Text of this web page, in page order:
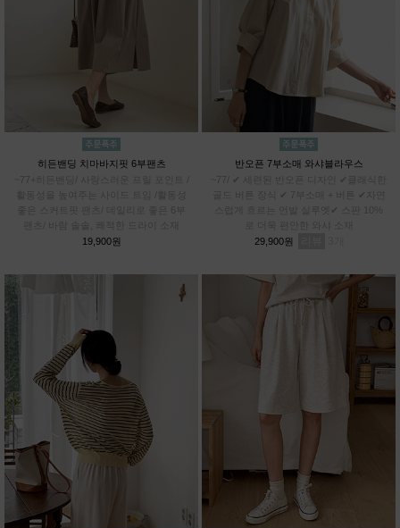
히든밴딩 치마바지핏 6부팬츠
~77+히든밴딩/ 사랑스러운 프릴 포인트 /
활동성을 높여주는 사이드 트임 /활동성
좋은 스커트핏 팬츠/ 데일리로 좋은 6부
팬츠/ 바람 솔솔, 쾌적한 드라이 소재
19,900원
반오픈 7부소매 와샤블라우스
~77/ ✔ 세련된 반오픈 디자인 ✔클래식한
골드 버튼 장식 ✔ 7부소매 + 버튼 ✔자연
스럽게 흐르는 언발 실루엣✔ 스판 10%
로 더욱 편안한 와샤 소재
29,900원